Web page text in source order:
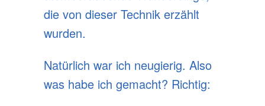
die von dieser Technik erzählt
wurden.
Natürlich war ich neugierig. Also
was habe ich gemacht? Richtig: